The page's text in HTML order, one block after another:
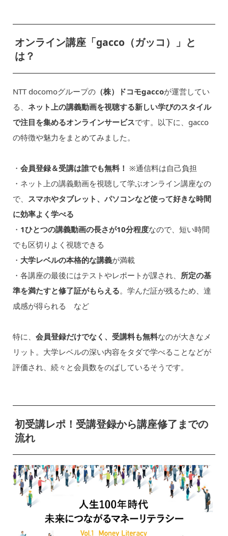
オンライン講座「gacco（ガッコ）」と
は？
NTT docomoグループの（株）ドコモgaccoが運営してい
る、 ネット上の講義動画を視聴する新しい学びのスタイル
で注目を集めるオンラインサービスです。以下に、gacco
の特徴や魅力をまとめてみました。
・ 会員登録＆受講は誰でも無料！ ※通信料は自己負担
・ネット上の講義動画を視聴して学ぶオンライン講座なの
で、
スマホやタブレット、パソコンなど使って好きな時間
に効率よく学べる
・ 1ひとつの講義動画の長さが10分程度なので、短い時間
でも区切りよく視聴できる
・ 大学レベルの本格的な講義が満載
・各講座の最後にはテストやレポートが課され、 所定の基
準を満たすと修了証がもらえる。学んだ証が残るため、達
成感が得られる など
特に、 会員登録だけでなく、受講料も無料なのが大きなメ
リット。大学レベルの深い内容をタダで学べることなどが
評価され、続々と会員数をのばしているそうです。
初受講レポ！受講登録から講座修了までの
流れ